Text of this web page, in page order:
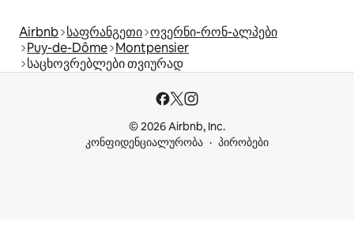
Airbnb საფრანგეთი ოვერნი-რონ-ალპები
Puy-de-Dôme Montpensier
საცხოვრებლები თვიურად
© 2026 Airbnb, Inc.
კონფიდენციალურობა
პირობები